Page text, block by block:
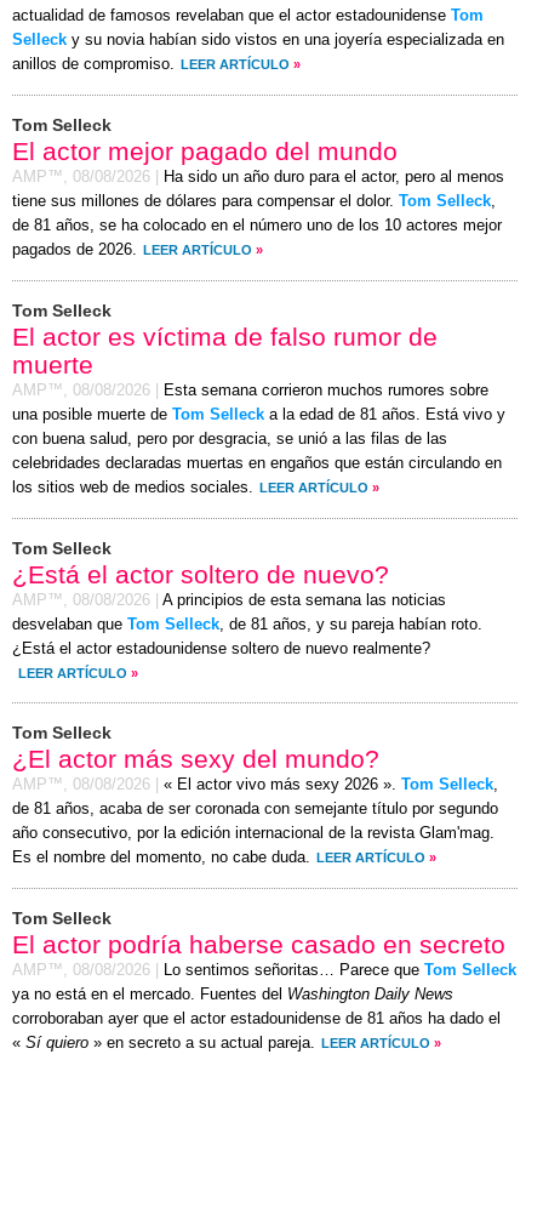
actualidad de famosos revelaban que el actor estadounidense Tom
Selleck y su novia habían sido vistos en una joyería especializada en
anillos de compromiso.
LEER ARTÍCULO »
Tom Selleck
El actor mejor pagado del mundo
AMP™, 08/08/2026
Ha sido un año duro para el actor, pero al menos
tiene sus millones de dólares para compensar el dolor. Tom Selleck
de 81 años, se ha colocado en el número uno de los 10 actores mejor
pagados de 2026.
LEER ARTÍCULO »
Tom Selleck
El actor es víctima de falso rumor de
muerte
AMP™, 08/08/2026
Esta semana corrieron muchos rumores sobre
una posible muerte de Tom Selleck a la edad de 81 años. Está vivo y
con buena salud, pero por desgracia, se unió a las filas de las
celebridades declaradas muertas en engaños que están circulando en
los sitios web de medios sociales.
LEER ARTÍCULO »
Tom Selleck
¿Está el actor soltero de nuevo?
AMP™, 08/08/2026
A principios de esta semana las noticias
desvelaban que Tom Selleck , de 81 años, y su pareja habían roto.
¿Está el actor estadounidense soltero de nuevo realmente?
LEER ARTÍCULO »
Tom Selleck
¿El actor más sexy del mundo?
AMP™, 08/08/2026 « El actor vivo más sexy 2026 ». Tom Selleck
de 81 años, acaba de ser coronada con semejante título por segundo
año consecutivo, por la edición internacional de la revista Glam'mag.
Es el nombre del momento, no cabe duda.
LEER ARTÍCULO »
Tom Selleck
El actor podría haberse casado en secreto
AMP™, 08/08/2026 Lo sentimos señoritas… Parece que Tom Selleck
ya no está en el mercado. Fuentes del Washington Daily News
corroboraban ayer que el actor estadounidense de 81 años ha dado el
« Sí quiero » en secreto a su actual pareja. LEER ARTÍCULO »